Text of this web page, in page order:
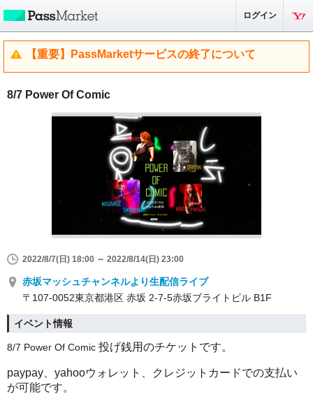
ログイン
【重要】PassMarketサービスの終了について
8/7 Power Of Comic
2022/8/7(日) 18:00 ～ 2022/8/14(日) 23:00
赤坂マッシュチャンネルより生配信ライブ
〒107-0052東京都港区 赤坂 2-7-5赤坂ブライトビル B1F
イベント情報
8/7 Power Of Comic 投げ銭用のチケットです。
paypay、yahooウォレット、クレジットカードでの支払い
が可能です。